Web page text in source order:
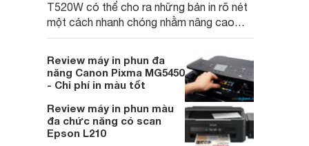
T520W có thể cho ra những bản in rõ nét
một cách nhanh chóng nhằm nâng cao
hiệu suất làm việc của doanh nghiệp và gia
Review máy in phun đa
năng Canon Pixma MG5450
- Chi phí in màu tốt
Review máy in phun màu
đa chức năng có scan
Epson L210